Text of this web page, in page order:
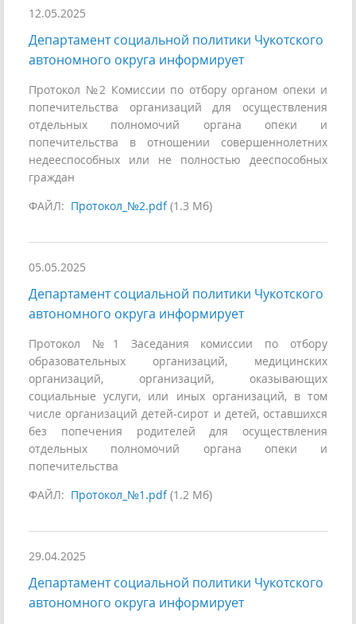
12.05.2025
Департамент социальной политики Чукотского
автономного округа информирует
Протокол №2 Комиссии по отбору органом опеки и
попечительства организаций для осуществления
отдельных полномочий органа опеки и
попечительства в отношении совершеннолетних
недееспособных или не полностью дееспособных
граждан
ФАЙЛ: Протокол_№2.pdf(1.3 Мб)
05.05.2025
Департамент социальной политики Чукотского
автономного округа информирует
Протокол №1 Заседания комиссии по отбору
образовательных организаций, медицинских
организаций, организаций, оказывающих
социальные услуги, или иных организаций, в том
числе организаций детей-сирот и детей, оставшихся
без попечения родителей для осуществления
отдельных полномочий органа опеки и
попечительства
ФАЙЛ: Протокол_№1.pdf(1.2 Мб)
29.04.2025
Департамент социальной политики Чукотского
автономного округа информирует